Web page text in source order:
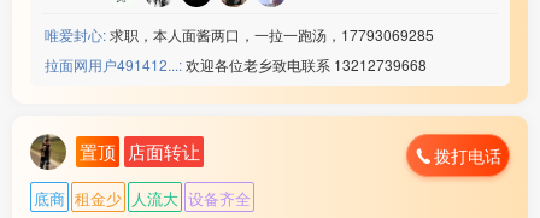
唯爱封心:求职，本人面酱两口，一拉一跑汤，17793069285
拉面网用户491412...:欢迎各位老乡致电联系 13212739668
置顶 店面转让 拨打电话
底商 租金少 人流大 设备齐全